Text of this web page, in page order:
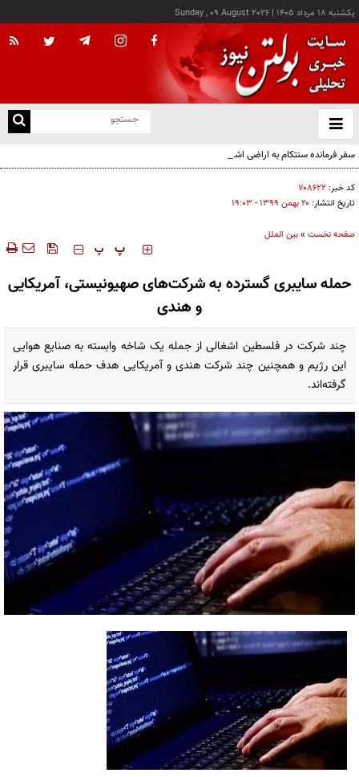
يکشنبه ۱۸ مرداد ۱۴۰۵ |
Sunday , 09 August 2026
باز
و
سفر فرمانده سنتکام به اراضی اشغالی
کد خبر: ۷۰۸۶۲۲
تاریخ انتشار: ۲۰ بهمن ۱۳۹۹ - ۱۹:۰۳
صفحه نخست »بین الملل
‍‍‍ پ پ
حمله سایبری گسترده به شرکت‌های‌ صهیونیستی، آمریکایی
و هندی
چند شرکت در فلسطین اشغالی از جمله یک شاخه وابسته به صنایع هوایی
این رژیم و همچنین چند شرکت هندی و آمریکایی هدف حمله سایبری قرار
گرفته‌اند.